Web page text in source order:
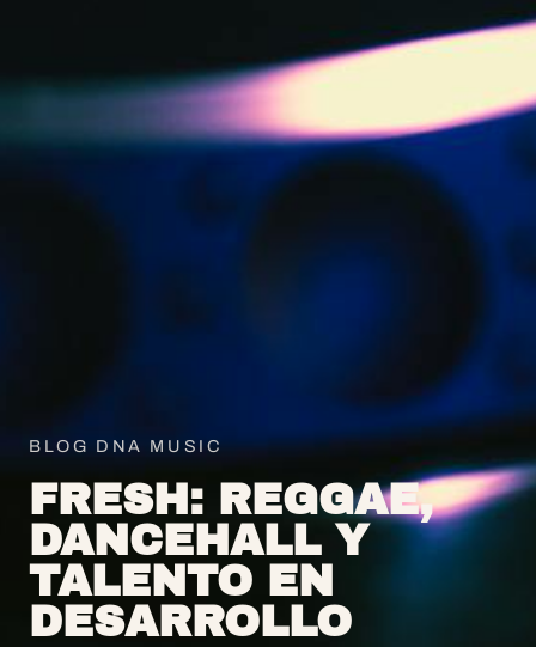
BLOG DNA MUSIC
FRESH: REGGAE,
DANCEHALL Y
TALENTO EN
DESARROLLO